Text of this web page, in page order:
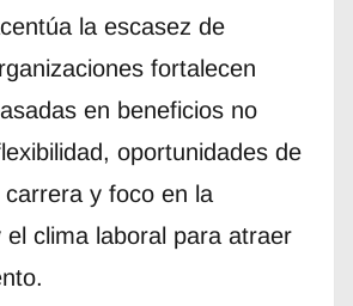
la escasez de
fortalecen
en beneficios no
oportunidades de
y foco en la
el clima laboral para atraer